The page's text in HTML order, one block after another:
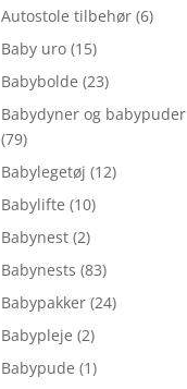
Autostole tilbehør (6)
Baby uro (15)
Babybolde (23)
Babydyner og babypuder
(79)
Babylegetøj (12)
Babylifte (10)
Babynest (2)
Babynests (83)
Babypakker (24)
Babypleje (2)
Babypude (1)